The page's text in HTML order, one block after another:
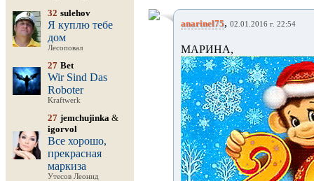
32 sulehov
Я куплю тебе
дом
Лесоповал
27 Bet
Wir Sind Das
Roboter
Kraftwerk
27 jemchujinka &
igorvol
Все хорошо,
прекрасная
маркиза
Утесов Леонид
anarinel75, 02.01.2016 г. 22:54